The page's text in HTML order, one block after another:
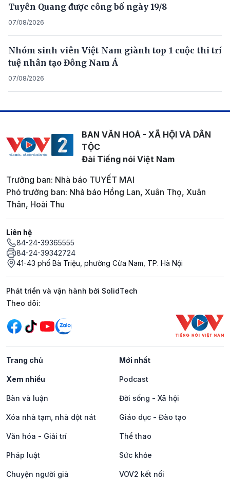
Tuyên Quang được công bố ngày 19/8
07/08/2026
Nhóm sinh viên Việt Nam giành top 1 cuộc thi trí
tuệ nhân tạo Đông Nam Á
07/08/2026
BAN VĂN HOÁ - XÃ HỘI VÀ DÂN
TỘC
Đài Tiếng nói Việt Nam
Trưởng ban: Nhà báo TUYẾT MAI
Phó trưởng ban: Nhà báo Hồng Lan, Xuân Thọ, Xuân
Thân, Hoài Thu
Liên hệ
84-24-39365555
84-24-39342724
41-43 phố Bà Triệu, phường Cửa Nam, TP. Hà Nội
Phát triển và vận hành bởi SolidTech
Mạng xã hội
Theo dõi:
Trang chủ Mới nhất
Xem nhiều Podcast
Bàn và luận Đời sống - Xã hội
Xóa nhà tạm, nhà dột nát Giáo dục - Đào tạo
Văn hóa - Giải trí Thể thao
Pháp luật Sức khỏe
Chuyện người già VOV2 kết nối